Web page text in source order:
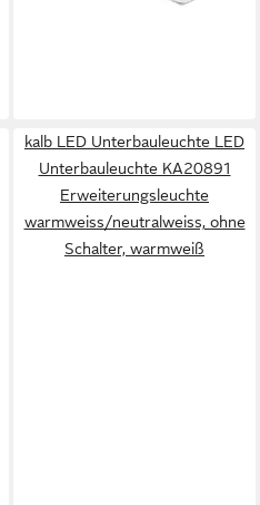
kalb LED Unterbauleuchte LED
Unterbauleuchte KA20891
Erweiterungsleuchte
warmweiss/neutralweiss, ohne
Schalter, warmweiß